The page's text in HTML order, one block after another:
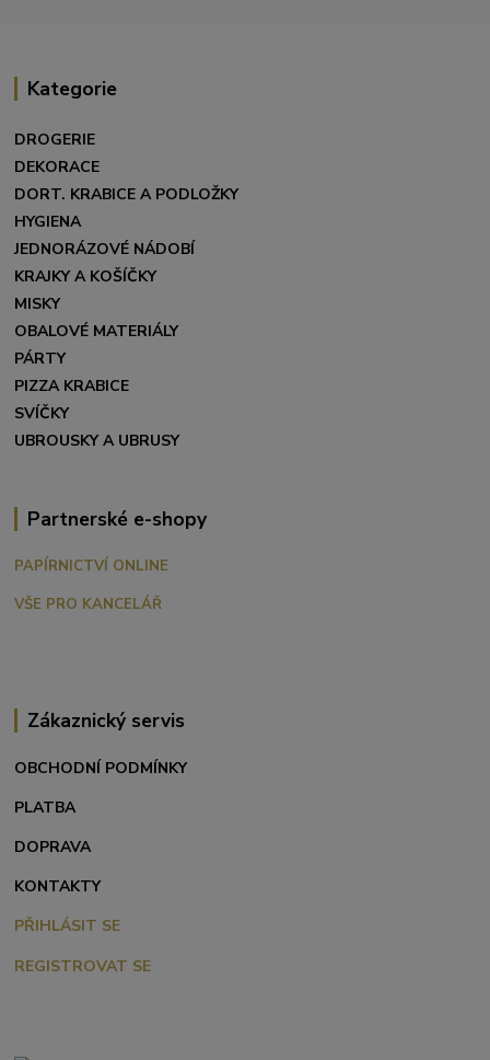
Kategorie
DROGERIE
DEKORACE
DORT. KRABICE A PODLOŽKY
HYGIENA
JEDNORÁZOVÉ NÁDOBÍ
KRAJKY A KOŠÍČKY
MISKY
OBALOVÉ MATERIÁLY
PÁRTY
PIZZA KRABICE
SVÍČKY
UBROUSKY A UBRUSY
Partnerské e-shopy
PAPÍRNICTVÍ ONLINE
VŠE PRO KANCELÁŘ
Zákaznický servis
OBCHODNÍ PODMÍNKY
PLATBA
DOPRAVA
KONTAKTY
PŘIHLÁSIT SE
REGISTROVAT SE